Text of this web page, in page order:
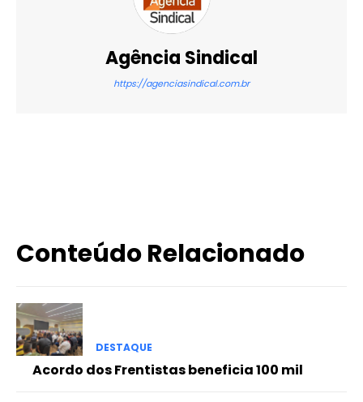
Agência Sindical
https://agenciasindical.com.br
Conteúdo Relacionado
DESTAQUE
Acordo dos Frentistas beneficia 100 mil